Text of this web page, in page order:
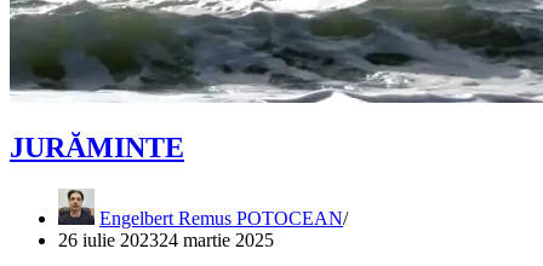
JURĂMINTE
Engelbert Remus POTOCEAN
26 iulie 202324 martie 2025